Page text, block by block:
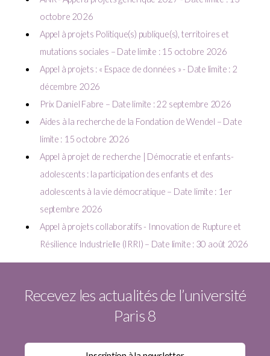
octobre 2026
Appel à projets Politique(s) publique(s), territoires et
mutations sociales – Date limite : 15 octobre 2026
Appel à projets : « Espace de données » - Date limite : 2
décembre 2026
Prix Daniel Fabre – Date limite : 22 septembre 2026
Aides à la recherche de la Fondation de Wendel – Date
limite : 15 octobre 2026
Appel à projet de recherche | Démocratie et enfants-
adolescents : la participation des enfants et des
adolescents à la vie démocratique – Date limite : 1er
septembre 2026
Appel à projets collaboratifs - Innovation de Rupture et
Résilience Industrielle (IRRI) – Date limite : 30 août 2026
Recevez les actualités de l’université
Paris 8